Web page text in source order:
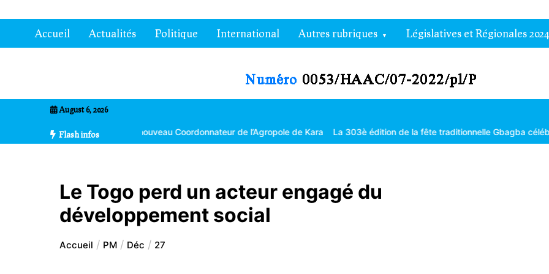
au
contenuAccueil Actualités Politique International Autres rubriques Législatives et Régionales 2024
August 6, 2026
Flash infos
Bikpéta nommé nouveau Coordonnateur de l’Agropole de Kara La 303è édition de la fête traditionnelle Gbagba célébrée dans la
Le Togo perd un acteur engagé du
développement social
Accueil PM Déc 27